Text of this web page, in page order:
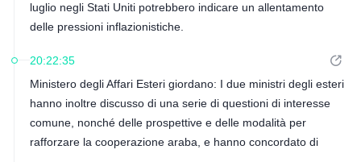
luglio negli Stati Uniti potrebbero indicare un allentamento
delle pressioni inflazionistiche.
20:22:35
Ministero degli Affari Esteri giordano: I due ministri degli esteri
hanno inoltre discusso di una serie di questioni di interesse
comune, nonché delle prospettive e delle modalità per
rafforzare la cooperazione araba, e hanno concordato di